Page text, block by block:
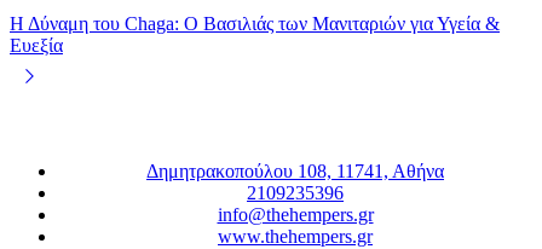
Η Δύναμη του Chaga: Ο Βασιλιάς των Μανιταριών για Υγεία &
Ευεξία
Δημητρακοπούλου 108, 11741, Αθήνα
2109235396
info@thehempers.gr
www.thehempers.gr